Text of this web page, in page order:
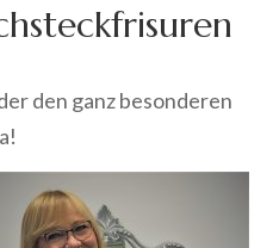
den ganz besonderen